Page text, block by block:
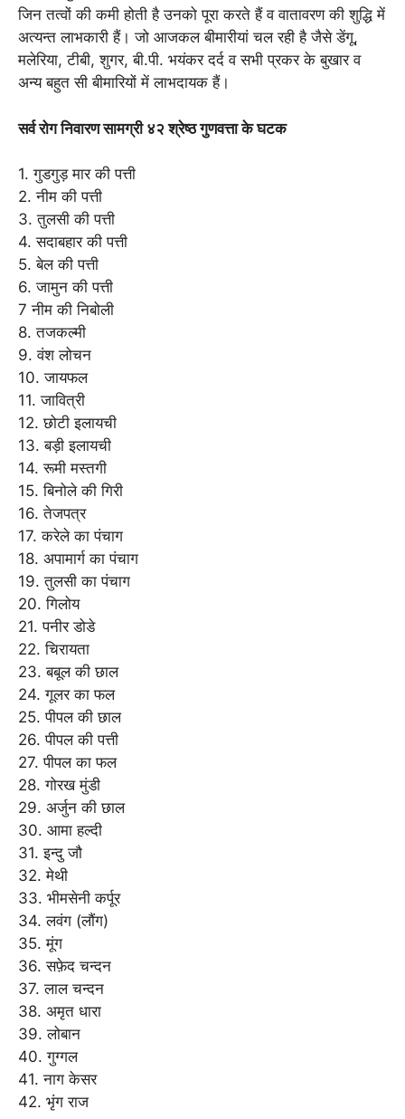
जिन तत्वों की कमी होती है उनको पूरा करते हैं व वातावरण की शुद्धि में
अत्यन्त लाभकारी हैं। जो आजकल बीमारीयां चल रही है जैसे डेंगू,
मलेरिया, टीबी, शुगर, बी.पी. भयंकर दर्द व सभी प्रकर के बुखार व
अन्य बहुत सी बीमारियों में लाभदायक हैं।
सर्व रोग निवारण सामग्री ४२ श्रेष्ठ गुणवत्ता के घटक
1. गुडगुड़ मार की पत्ती
2. नीम की पत्ती
3. तुलसी की पत्ती
4. सदाबहार की पत्ती
5. बेल की पत्ती
6. जामुन की पत्ती
7 नीम की निबोली
8. तजकल्मी
9. वंश लोचन
10. जायफल
11. जावित्री
12. छोटी इलायची
13. बड़ी इलायची
14. रूमी मस्तगी
15. बिनोले की गिरी
16. तेजपत्र
17. करेले का पंचाग
18. अपामार्ग का पंचाग
19. तुलसी का पंचाग
20. गिलोय
21. पनीर डोडे
22. चिरायता
23. बबूल की छाल
24. गूलर का फल
25. पीपल की छाल
26. पीपल की पत्ती
27. पीपल का फल
28. गोरख मुंडी
29. अर्जुन की छाल
30. आमा हल्दी
31. इन्दु जौ
32. मेथी
33. भीमसेनी कर्पूर
34. लवंग (लौंग)
35. मूंग
36. सफ़ेद चन्दन
37. लाल चन्दन
38. अमृत धारा
39. लोबान
40. गुग्गल
41. नाग केसर
42. भृंग राज